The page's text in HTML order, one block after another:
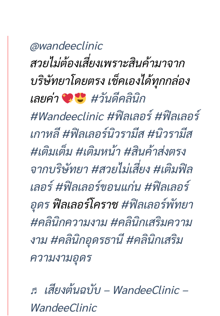
@wandeeclinic
สวยไม่ต้องเสี่ยงเพราะสินค้ามาจาก
บริษัทยาโดยตรง เช็คเองได้ทุกกล่อง
เลยค่า
#วันดีคลินิก
#Wandeeclinic #ฟิลเลอร์ #ฟิลเลอร์
เกาหลี #ฟิลเลอร์นิวรามีส #นิวรามีส
#เติมเต็ม #เติมหน้า #สินค้าส่งตรง
จากบริษัทยา #สวยไม่เสี่ยง #เติมฟิล
เลอร์ #ฟิลเลอร์ขอนแก่น #ฟิลเลอร์
อุดรฟิลเลอร์โคราช#ฟิลเลอร์พัทยา
#คลินิกความงาม #คลินิกเสริมความ
งาม #คลินิกอุดรธานี #คลินิกเสริม
ความงามอุดร
♬ เสียงต้นฉบับ – WandeeClinic –
WandeeClinic